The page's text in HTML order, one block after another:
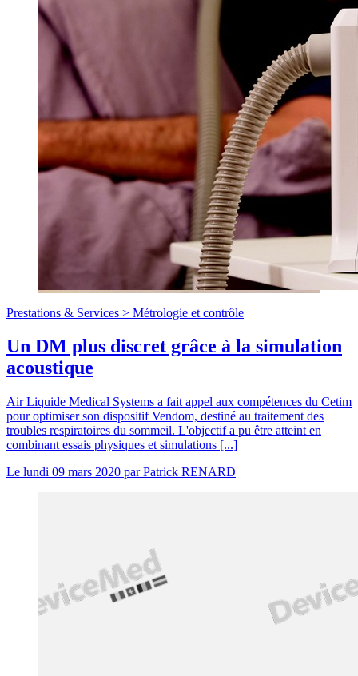
Prestations & Services > Métrologie et contrôle
Un DM plus discret grâce à la simulation
acoustique
Air Liquide Medical Systems a fait appel aux compétences du Cetim
pour optimiser son dispositif Vendom, destiné au traitement des
troubles respiratoires du sommeil. L'objectif a pu être atteint en
combinant essais physiques et simulations [...]
Le lundi 09 mars 2020 parPatrick RENARD